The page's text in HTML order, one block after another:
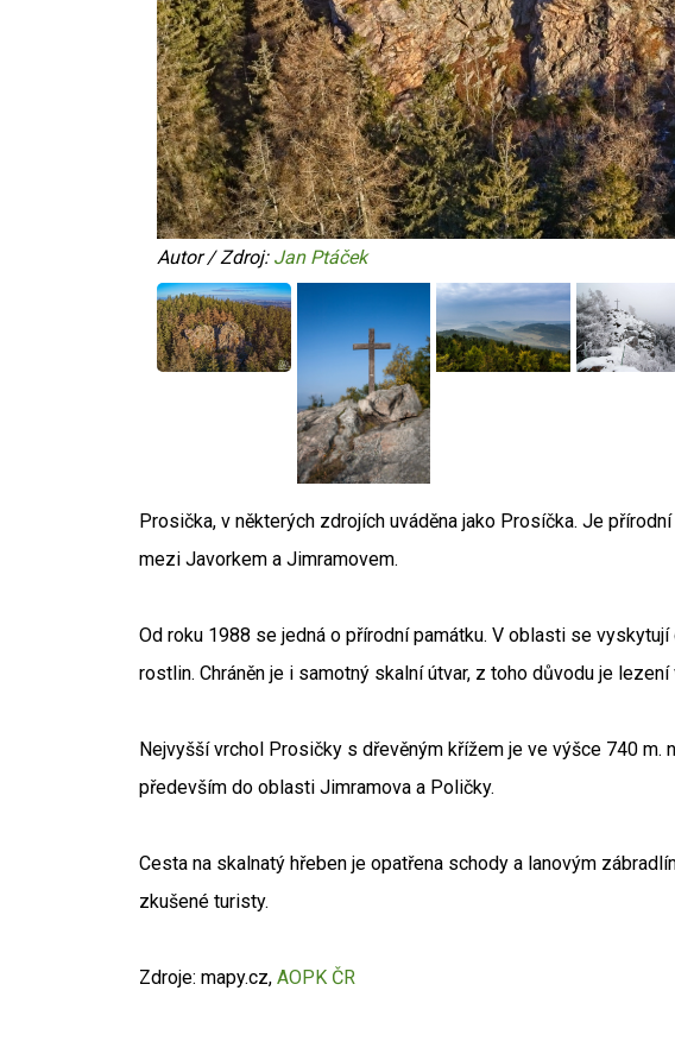
Autor / Zdroj: Jan Ptáček
Prosička, v některých zdrojích uváděna jako Prosíčka. Je
mezi Javorkem a Jimramovem.
Od roku 1988 se jedná o přírodní památku. V oblasti se
rostlin. Chráněn je i samotný skalní útvar, z toho důvodu je
Nejvyšší vrchol Prosičky s dřevěným křížem je ve výšce 740 m.
především do oblasti Jimramova a Poličky.
Cesta na skalnatý hřeben je opatřena schody a lanovým
zkušené turisty.
Zdroje: mapy.cz, AOPK ČR